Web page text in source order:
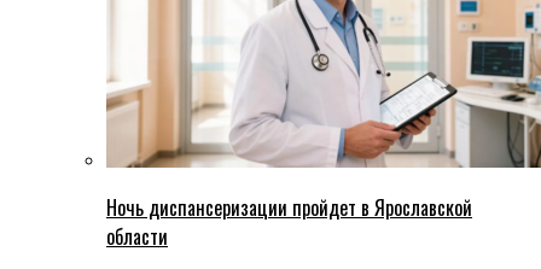
Ночь диспансеризации пройдет в Ярославской
области